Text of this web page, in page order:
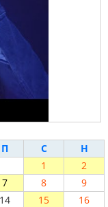
П С
Н
1
2
7 8
9
14 15
16